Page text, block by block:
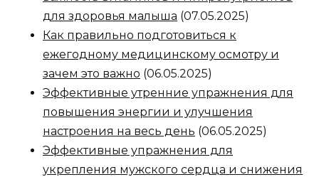
для здоровья малыша (07.05.2025)
Как правильно подготовиться к
ежегодному медицинскому осмотру и
зачем это важно (06.05.2025)
Эффективные утренние упражнения для
повышения энергии и улучшения
настроения на весь день (06.05.2025)
Эффективные упражнения для
укрепления мужского сердца и снижения